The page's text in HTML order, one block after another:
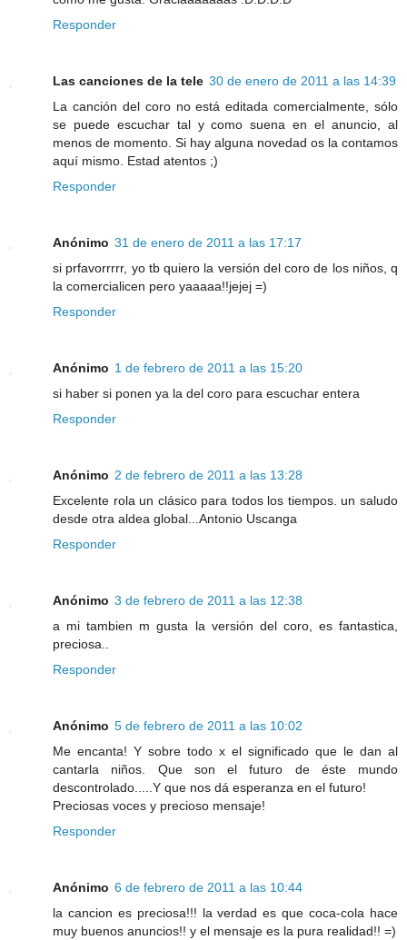
Responder
Las canciones de la tele 30 de enero de 2011 a las 14:39
La canción del coro no está editada comercialmente, sólo
se puede escuchar tal y como suena en el anuncio, al
menos de momento. Si hay alguna novedad os la contamos
aquí mismo. Estad atentos ;)
Responder
Anónimo 31 de enero de 2011 a las 17:17
si prfavorrrrr, yo tb quiero la versión del coro de los niños, q
la comercialicen pero yaaaaa!!jejej =)
Responder
Anónimo 1 de febrero de 2011 a las 15:20
si haber si ponen ya la del coro para escuchar entera
Responder
Anónimo 2 de febrero de 2011 a las 13:28
Excelente rola un clásico para todos los tiempos. un saludo
desde otra aldea global...Antonio Uscanga
Responder
Anónimo 3 de febrero de 2011 a las 12:38
a mi tambien m gusta la versión del coro, es fantastica,
preciosa..
Responder
Anónimo 5 de febrero de 2011 a las 10:02
Me encanta! Y sobre todo x el significado que le dan al
cantarla niños. Que son el futuro de éste mundo
descontrolado.....Y que nos dá esperanza en el futuro!
Preciosas voces y precioso mensaje!
Responder
Anónimo 6 de febrero de 2011 a las 10:44
la cancion es preciosa!!! la verdad es que coca-cola hace
muy buenos anuncios!! y el mensaje es la pura realidad!! =)